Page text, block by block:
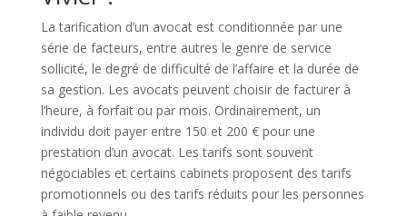
La tarification d’un avocat est conditionnée par une
série de facteurs, entre autres le genre de service
sollicité, le degré de difficulté de l’affaire et la durée de
sa gestion. Les avocats peuvent choisir de facturer à
l’heure, à forfait ou par mois. Ordinairement, un
individu doit payer entre 150 et 200 € pour une
prestation d’un avocat. Les tarifs sont souvent
négociables et certains cabinets proposent des tarifs
promotionnels ou des tarifs réduits pour les personnes